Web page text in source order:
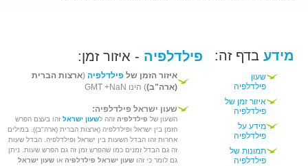
מידע בדף זה:
שעון
פילדלפיה
איזור זמן של
פילדלפיה
מידע על
פילדלפיה
תמונות של
פילדלפיה
פילדלפיה - איזור זמן:
איזור הזמן של פילדלפיה (ארצות הברית
(ארה"ב)) הינו GMT +NaN
שעון ישראל פילדלפיה:
השעון של פילדלפיה זהה לשעון ישראל זהו בעצם הפרש
הזמן בין ישראל ופילדלפיה (ארצות הברית (ארה"ב)). במילים
אחרות זהו הבדל השעות בין ישראל ופילדלפיה. הבדל שעות
זה גם הבדל זמנים כמו שהפרש זמן זה גם הפרש שעות. ניתן
גם לומר כי זהו שעון ישראל פילדלפיה או שעון ישראל